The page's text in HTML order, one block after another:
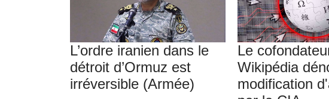
L’ordre iranien dans le
détroit d’Ormuz est
irréversible (Armée)
Le
Wikipédia
modification